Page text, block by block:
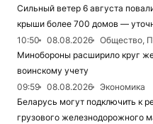
Сильный ветер 6 августа
крыши более 700 домов —
10:50
08.08.2026
Общество,
Минобороны расширило круг
воинскому учету
09:59
08.08.2026
Экономика
Беларусь могут подключить к
грузового железнодорожного